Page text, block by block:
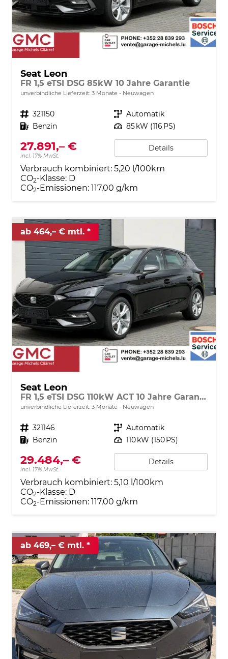
Seat Leon
FR 1,5 eTSI DSG 85kW 10 Jahre Garantie
unverbindliche Lieferzeit: 3 Monate Neuwagen
Fahrzeugnr. 321150 Getriebe Automatik
Kraftstoff Benzin Leistung 85 kW (116 PS)
27.891,– €
incl. 17% MwSt.
Details
Verbrauch kombiniert: 5,20 l/100km
CO2-Klasse: D
CO2-Emissionen: 117,00 g/km
ab 464,– € mtl.
Seat Leon
FR 1,5 eTSI DSG 110kW ACT 10 Jahre Garantie
unverbindliche Lieferzeit: 3 Monate Neuwagen
Fahrzeugnr. 321146 Getriebe Automatik
Kraftstoff Benzin Leistung 110 kW (150 PS)
29.484,– €
incl. 17% MwSt.
Details
Verbrauch kombiniert: 5,10 l/100km
CO2-Klasse: D
CO2-Emissionen: 117,00 g/km
ab 469,– € mtl.